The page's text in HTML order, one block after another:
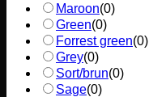
Maroon(0)
Green(0)
Forrest green(0)
Grey(0)
Sort/brun(0)
Sage(0)